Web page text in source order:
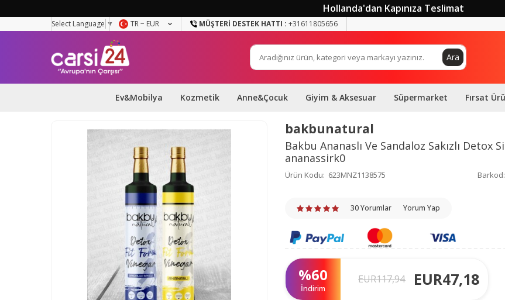
Hollanda'dan Kapınıza Teslimat
Select Language ▼ TR − EUR MÜŞTERI DESTEK HATTI : +31611805656
Ara
Ev&Mobilya Kozmetik Anne&Çocuk Giyim & Aksesuar Süpermarket Fırsat
bakbunatural
Bakbu Ananaslı Ve Sandaloz Sakızlı Detox
ananassirk0
Ürün Kodu: 623MNZ1138575 Barkod:
30 Yorumlar Yorum Yap
%60
İndirim
EUR117,94 EUR47,18